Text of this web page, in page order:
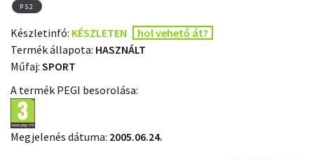
PS2
Készletinfó: KÉSZLETEN
hol vehető át?
Termék állapota: HASZNÁLT
Műfaj: SPORT
A termék PEGI besorolása:
Megjelenés dátuma: 2005.06.24.